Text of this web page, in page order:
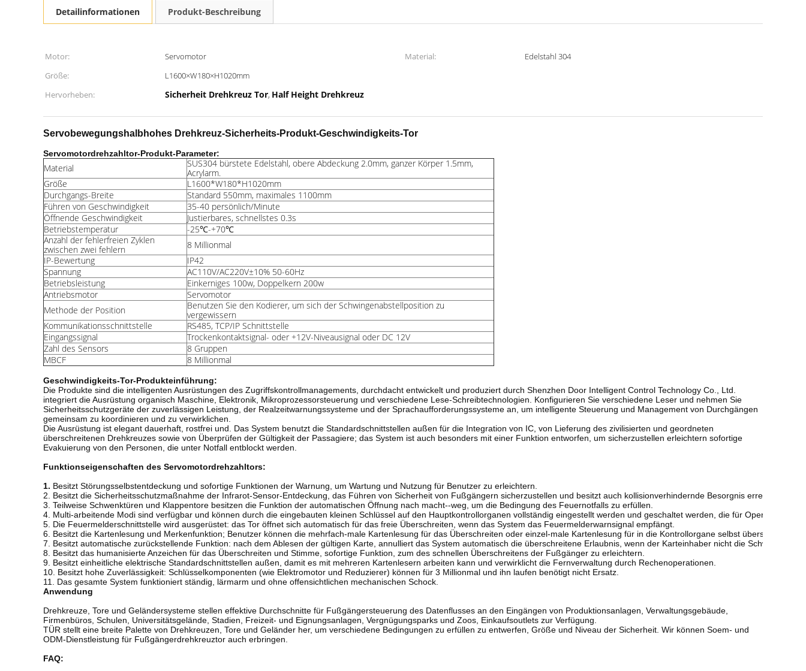
Detailinformationen Produkt-Beschreibung
Motor: Servomotor Material:
Edelstahl 304
Größe:
L1600×W180×H1020mm
Hervorheben:
Sicherheit Drehkreuz Tor, Half Height Drehkreuz
Servobewegungshalbhohes Drehkreuz-Sicherheits-Produkt-Geschwindigkeits-Tor
Servomotordrehzahltor-Produkt-Parameter:
Material
SUS304 bürstete Edelstahl, obere Abdeckung 2.0mm, ganzer Körper 1.5mm,
Acrylarm.
Größe
L1600*W180*H1020mm
Durchgangs-Breite
Standard 550mm, maximales 1100mm
Führen von Geschwindigkeit
35-40 persönlich/Minute
Öffnende Geschwindigkeit
Justierbares, schnellstes 0.3s
Betriebstemperatur
-25℃-+70℃
Anzahl der fehlerfreien Zyklen
zwischen zwei fehlern
8 Millionmal
IP-Bewertung
IP42
Spannung
AC110V/AC220V±10% 50-60Hz
Betriebsleistung
Einkerniges 100w, Doppelkern 200w
Antriebsmotor
Servomotor
Methode der Position
Benutzen Sie den Kodierer, um sich der Schwingenabstellposition zu
vergewissern
Kommunikationsschnittstelle
RS485, TCP/IP Schnittstelle
Eingangssignal
Trockenkontaktsignal- oder +12V-Niveausignal oder DC 12V
Zahl des Sensors
8 Gruppen
MBCF
8 Millionmal
Geschwindigkeits-Tor-Produkteinführung:
Die Produkte sind die intelligenten Ausrüstungen des Zugriffskontrollmanagements, durchdacht entwickelt und produziert durch Shenzhen Door Intelligent Control Technology Co., Ltd.
integriert die Ausrüstung organisch Maschine, Elektronik, Mikroprozessorsteuerung und verschiedene Lese-Schreibtechnologien. Konfigurieren Sie verschiedene Leser und nehmen Sie
Sicherheitsschutzgeräte der zuverlässigen Leistung, der Realzeitwarnungssysteme und der Sprachaufforderungssysteme an, um intelligente Steuerung und Management von Durchgängen
gemeinsam zu koordinieren und zu verwirklichen.
Die Ausrüstung ist elegant dauerhaft, rostfrei und. Das System benutzt die Standardschnittstellen außen für die Integration von IC, von Lieferung des zivilisierten und geordneten
überschreitenen Drehkreuzes sowie von Überprüfen der Gültigkeit der Passagiere; das System ist auch besonders mit einer Funktion entworfen, um sicherzustellen erleichtern sofortige
Evakuierung von den Personen, die unter Notfall entblockt werden.
Funktionseigenschaften des Servomotordrehzahltors:
1. Besitzt Störungsselbstentdeckung und sofortige Funktionen der Warnung, um Wartung und Nutzung für Benutzer zu erleichtern.
2. Besitzt die Sicherheitsschutzmaßnahme der Infrarot-Sensor-Entdeckung, das Führen von Sicherheit von Fußgängern sicherzustellen und besitzt auch kollisionverhindernde Besorgnis erregende
3. Teilweise Schwenktüren und Klappentore besitzen die Funktion der automatischen Öffnung nach macht--weg, um die Bedingung des Feuernotfalls zu erfüllen.
4. Multi-arbeitende Modi sind verfügbar und können durch die eingebauten kleinen Schlüssel auf den Hauptkontrollorganen vollständig eingestellt werden und geschaltet werden, die für Operation
5. Die Feuermelderschnittstelle wird ausgerüstet: das Tor öffnet sich automatisch für das freie Überschreiten, wenn das System das Feuermelderwarnsignal empfängt.
6. Besitzt die Kartenlesung und Merkenfunktion; Benutzer können die mehrfach-male Kartenlesung für das Überschreiten oder einzel-male Kartenlesung für in die Kontrollorgane selbst überschreiten
7. Besitzt automatische zurückstellende Funktion: nach dem Ablesen der gültigen Karte, annulliert das System automatisch die überschreitene Erlaubnis, wenn der Karteinhaber nicht die
8. Besitzt das humanisierte Anzeichen für das Überschreiten und Stimme, sofortige Funktion, zum des schnellen Überschreitens der Fußgänger zu erleichtern.
9. Besitzt einheitliche elektrische Standardschnittstellen außen, damit es mit mehreren Kartenlesern arbeiten kann und verwirklicht die Fernverwaltung durch Rechenoperationen.
10. Besitzt hohe Zuverlässigkeit: Schlüsselkomponenten (wie Elektromotor und Reduzierer) können für 3 Millionmal und ihn laufen benötigt nicht Ersatz.
11. Das gesamte System funktioniert ständig, lärmarm und ohne offensichtlichen mechanischen Schock.
Anwendung
Drehkreuze, Tore und Geländersysteme stellen effektive Durchschnitte für Fußgängersteuerung des Datenflusses an den Eingängen von Produktionsanlagen, Verwaltungsgebäude,
Firmenbüros, Schulen, Universitätsgelände, Stadien, Freizeit- und Eignungsanlagen, Vergnügungsparks und Zoos, Einkaufsoutlets zur Verfügung.
TÜR stellt eine breite Palette von Drehkreuzen, Tore und Geländer her, um verschiedene Bedingungen zu erfüllen zu entwerfen, Größe und Niveau der Sicherheit. Wir können Soem- und
ODM-Dienstleistung für Fußgängerdrehkreuztor auch erbringen.
FAQ: